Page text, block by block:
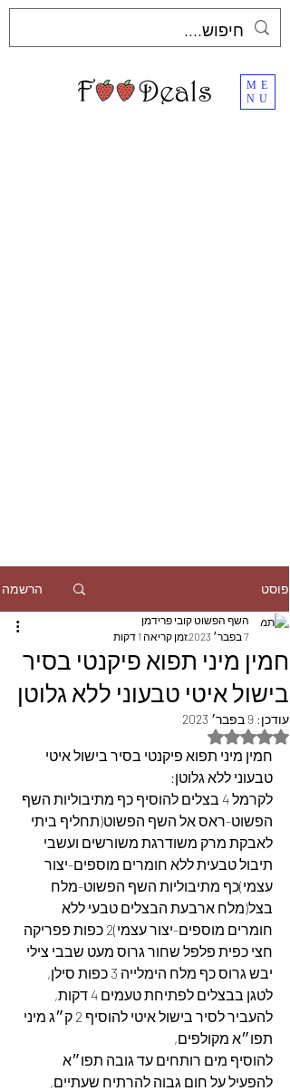
ME
NU
פוסט הרשמה
חמין מיני תפוא פיקנטי בסיר
בישול איטי טבעוני ללא גלוטן
השף הפשוט קובי פרידמן
7 בפבר׳ 2023
זמן קריאה 1 דקות
עודכן: 9 בפבר׳ 2023
דירוג של NaN מתוך 5 כוכבים
חמין מיני תפוא פיקנטי בסיר בישול איטי
טבעוני ללא גלוטן:
לקרמל 4 בצלים להוסיף כף מתיבוליות השף
הפשוט-ראס אל השף הפשוט(תחליף ביתי
לאבקת מרק משודרגת משורשים ועשבי
תיבול טבעית ללא חומרים מוספים-יצור
עצמי)כף מתיבוליות השף הפשוט-מלח
בצל(מלח ארבעת הבצלים טבעי ללא
חומרים מוספים-יצור עצמי)2 כפות פפריקה
חצי כפית פלפל שחור גרוס מעט שבבי צילי
יבש גרוס כף מלח הימלייה 3 כפות סילן,
לטגן בבצלים לפתיחת טעמים 4 דקות,
להעביר לסיר בישול איטי להוסיף 2 ק״ג מיני
תפו״א מקולפים,
להוסיף מים רותחים עד גובה תפו״א
להפעיל על חום גבוה להרתיח שעתיים,